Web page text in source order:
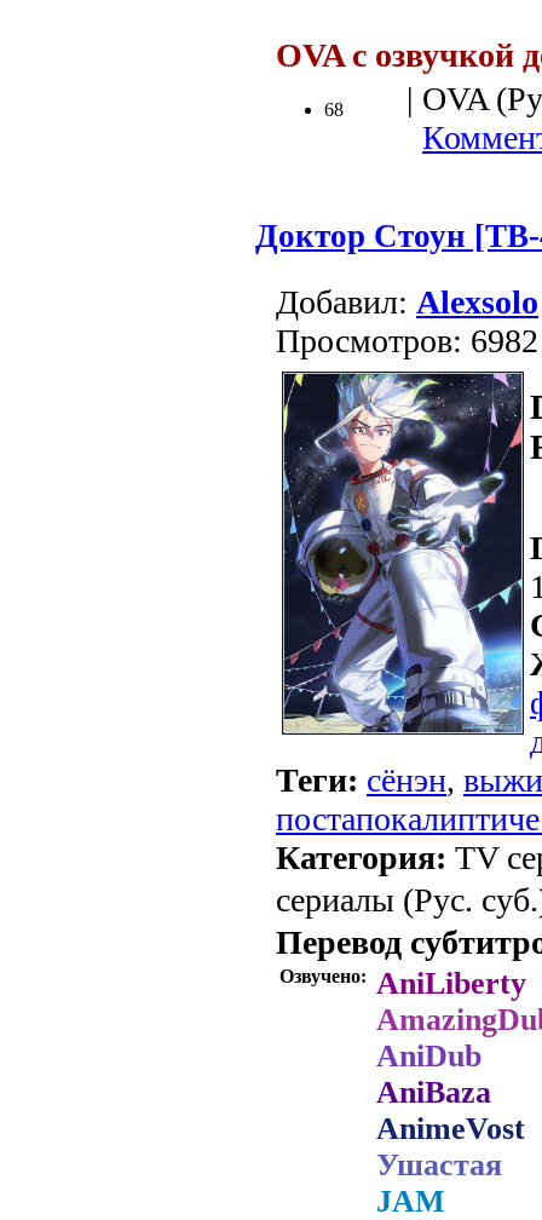
OVA с озвучкой
68
| OVA
Доктор Стоун [ТВ-
Добавил: Alexsolo
Просмотров: 6982
Теги: сёнэн,
Категория: TV
сериалы (Рус.
Перевод
Озвучено: AniLiberty
AniDub
AniBaza
AnimeVost
Ушастая
JAM